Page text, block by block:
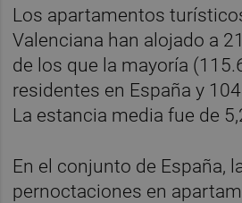
Los apartamentos
Valenciana han alojado a
de los que la mayoría
residentes en España y
La estancia media fue de
En el conjunto de España,
pernoctaciones en